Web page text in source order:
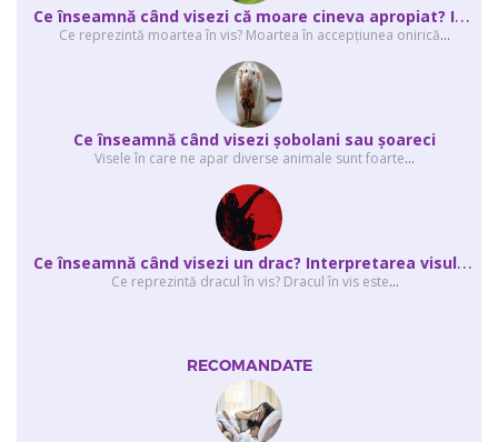
C
e înseamnă când visezi că moare cineva apropiat? Interpretarea visului în ...
Ce reprezintă moartea în vis? Moartea în accepţiunea onirică...
Ce înseamnă când visezi şobolani sau şoareci
Visele în care ne apar diverse animale sunt foarte...
C
e înseamnă când visezi un drac? Interpretarea visului în care apar unul sau...
Ce reprezintă dracul în vis? Dracul în vis este...
RECOMANDATE